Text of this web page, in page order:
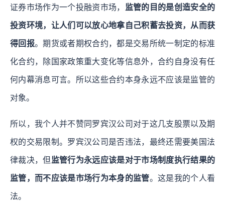
证券市场作为一个投融资市场， 监管的目的是创造安全的
投资环境，让人们可以放心地拿自己积蓄去投资，从而获
得回报。期货或者期权合约，都是交易所统一制定的标准
化合约，除国家政策重大变化等信息外，合约自身没有任
何内幕消息可言。所以这些合约本身永远不应该是监管的
对象。
所以，我个人并不赞同罗宾汉公司对于这几支股票以及期
权的交易限制。罗宾汉公司是否违法，最终还需要美国法
律裁决，但 监管行为永远应该是对于市场制度执行结果的
监管，而不应该是市场行为本身的监管。这是我的个人看
法。